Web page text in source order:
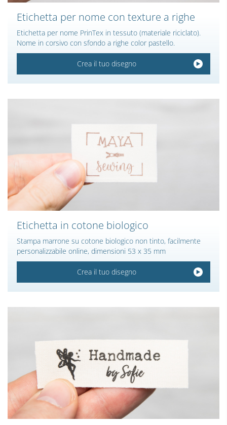
Etichetta per nome con texture a righe
Etichetta per nome PrinTex in tessuto (materiale riciclato).
Nome in corsivo con sfondo a righe color pastello.
Crea il tuo disegno
Etichetta in cotone biologico
Stampa marrone su cotone biologico non tinto, facilmente
personalizzabile online, dimensioni 53 x 35 mm
Crea il tuo disegno